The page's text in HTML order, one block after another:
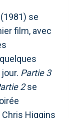
se
film, avec
Partie 3
2se
Higgins